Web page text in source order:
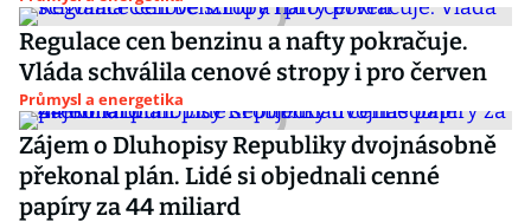
Regulace cen benzinu a nafty pokračuje.
Vláda schválila cenové stropy i pro červen
Průmysl a energetika
Zájem o Dluhopisy Republiky dvojnásobně
překonal plán. Lidé si objednali cenné
papíry za 44 miliard